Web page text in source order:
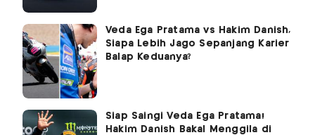
Veda Ega Pratama vs Hakim Danish,
Siapa Lebih Jago Sepanjang Karier
Balap Keduanya?
Siap Saingi Veda Ega Pratama!
Hakim Danish Bakal Menggila di